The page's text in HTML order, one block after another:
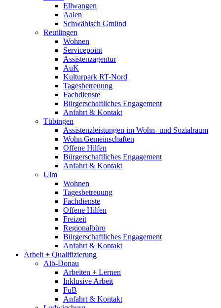
Ellwangen
Aalen
Schwäbisch Gmünd
Reutlingen
Wohnen
Servicepoint
Assistenzagentur
AuK
Kulturpark RT-Nord
Tagesbetreuung
Fachdienste
Bürgerschaftliches Engagement
Anfahrt & Kontakt
Tübingen
Assistenzleistungen im Wohn- und Sozialraum
Wohn.Gemeinschaften
Offene Hilfen
Bürgerschaftliches Engagement
Anfahrt & Kontakt
Ulm
Wohnen
Tagesbetreuung
Fachdienste
Offene Hilfen
Freizeit
Regionalbüro
Bürgerschaftliches Engagement
Anfahrt & Kontakt
Arbeit + Qualifizierung
Alb-Donau
Arbeiten + Lernen
Inklusive Arbeit
FuB
Anfahrt & Kontakt